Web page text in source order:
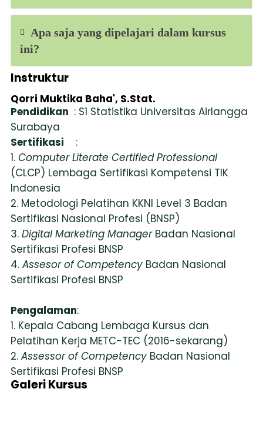
Apa saja yang dipelajari dalam kursus
ini?
Instruktur
Qorri Muktika Baha', S.Stat.
Pendidikan : S1 Statistika Universitas Airlangga
Surabaya
Sertifikasi :
1. Computer Literate Certified Professional
(CLCP) Lembaga Sertifikasi Kompetensi TIK
Indonesia
2. Metodologi Pelatihan KKNI Level 3 Badan
Sertifikasi Nasional Profesi (BNSP)
3. Digital Marketing ManagerBadan Nasional
Sertifikasi Profesi BNSP
4. Assesor of Competency Badan Nasional
Sertifikasi Profesi BNSP
Pengalaman:
1. Kepala Cabang Lembaga Kursus dan
Pelatihan Kerja METC-TEC (2016-sekarang)
2. Assessor of Competency Badan Nasional
Sertifikasi Profesi BNSP
Galeri Kursus